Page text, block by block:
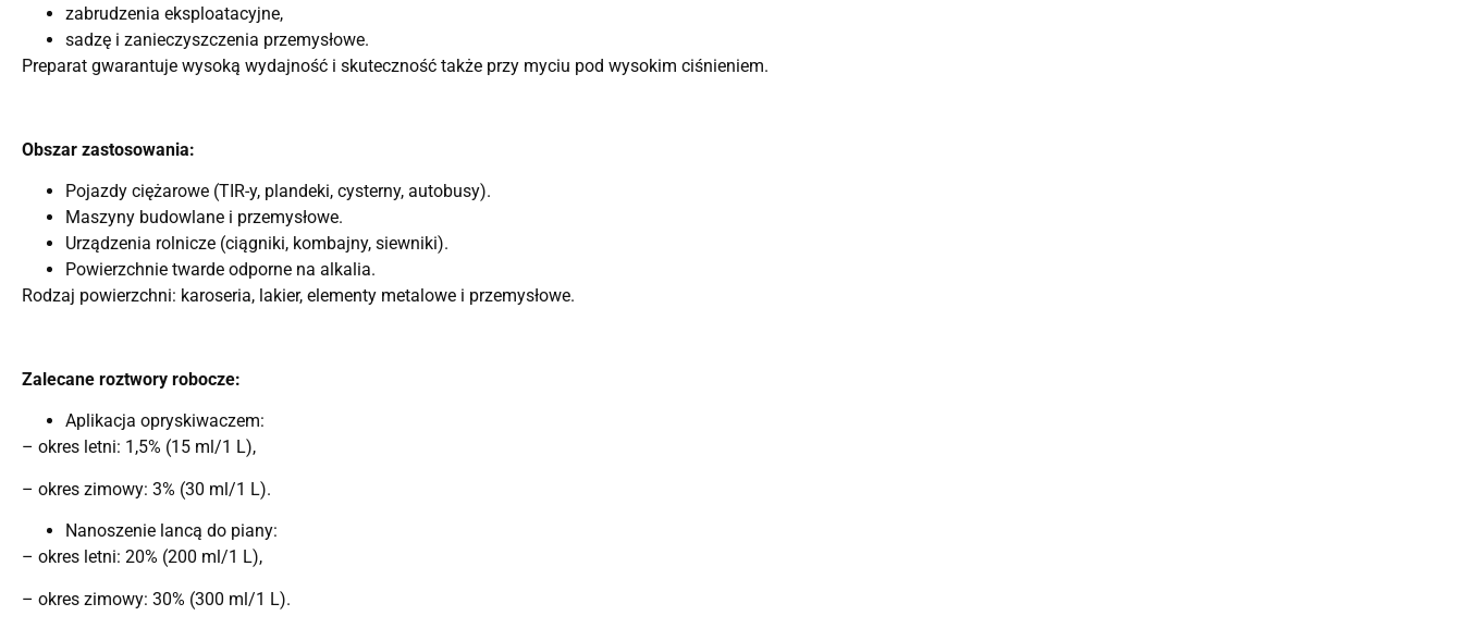
zabrudzenia eksploatacyjne,
sadzę i zanieczyszczenia przemysłowe.
Preparat gwarantuje wysoką wydajność i skuteczność także przy myciu pod wysokim ciśnieniem.
Obszar zastosowania:
Pojazdy ciężarowe (TIR-y, plandeki, cysterny, autobusy).
Maszyny budowlane i przemysłowe.
Urządzenia rolnicze (ciągniki, kombajny, siewniki).
Powierzchnie twarde odporne na alkalia.
Rodzaj powierzchni: karoseria, lakier, elementy metalowe i przemysłowe.
Zalecane roztwory robocze:
Aplikacja opryskiwaczem:
– okres letni: 1,5% (15 ml/1 L),
– okres zimowy: 3% (30 ml/1 L).
Nanoszenie lancą do piany:
– okres letni: 20% (200 ml/1 L),
– okres zimowy: 30% (300 ml/1 L).